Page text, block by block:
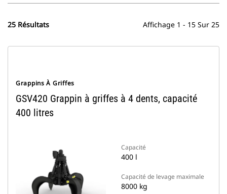
25 Résultats Affichage 1 - 15 Sur 25
Grappins À Griffes
GSV420 Grappin à griffes à 4 dents, capacité
400 litres
Capacité
400 l
Capacité de levage maximale
8000 kg